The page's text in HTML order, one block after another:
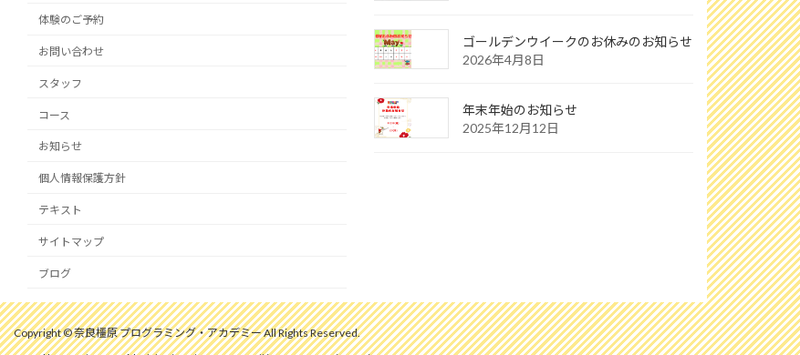
体験のご予約
お問い合わせ
スタッフ
コース
お知らせ
個人情報保護方針
テキスト
サイトマップ
ブログ
ゴールデンウイークのお休みのお知らせ
2026年4月8日
年末年始のお知らせ
2025年12月12日
Copyright © 奈良橿原 プログラミング・アカデミー All Rights Reserved.